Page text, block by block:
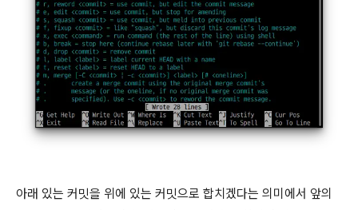
아래 있는 커밋을 위에 있는 커밋으로 합치겠다는 의미에서 앞의